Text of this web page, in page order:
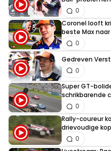
Azijnman
7 mei 15:56
😂🤣, 😂🤣!!!
CvM
7 mei 16:39
Onvoorstelbaar goed.
onder die condities.
0
Coronel looft
beste Max
0
Gedreven
0
Super GT-
schrikbarende
0
Rally-coureur
drievoudige
0